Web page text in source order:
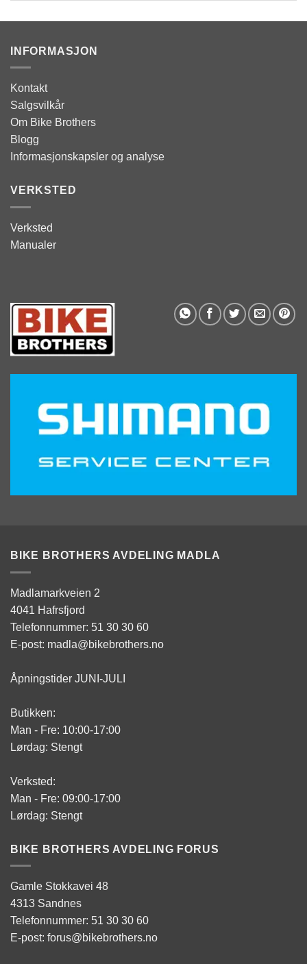
INFORMASJON
Kontakt
Salgsvilkår
Om Bike Brothers
Blogg
Informasjonskapsler og analyse
VERKSTED
Verksted
Manualer
BIKE BROTHERS AVDELING MADLA
Madlamarkveien 2
4041 Hafrsfjord
Telefonnummer: 51 30 30 60
E-post: madla@bikebrothers.no
Åpningstider JUNI-JULI
Butikken:
Man - Fre: 10:00-17:00
Lørdag: Stengt
Verksted:
Man - Fre: 09:00-17:00
Lørdag: Stengt
BIKE BROTHERS AVDELING FORUS
Gamle Stokkavei 48
4313 Sandnes
Telefonnummer: 51 30 30 60
E-post: forus@bikebrothers.no